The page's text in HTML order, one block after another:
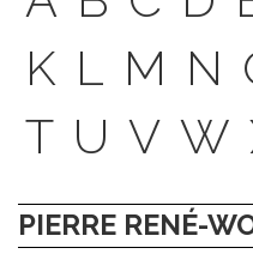
K L M N
T U V W
PIERRE RENÉ-